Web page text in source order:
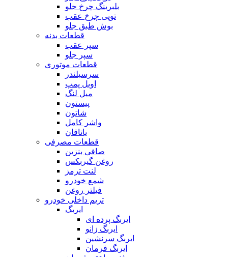
بلبرینگ چرخ جلو
توپی چرخ عقب
بوش طبق جلو
قطعات بدنه
سپر عقب
سپر جلو
قطعات موتوری
سرسیلندر
اویل پمپ
میل لنگ
پیستون
شاتون
واشر کامل
یاتاقان
قطعات مصرفی
صافی بنزین
روغن گیربکس
لنت ترمز
شمع خودرو
فیلتر روغن
تریم داخلی خودرو
ایربگ
ایربگ پرده ای
ایربگ زانو
ایربگ سرنشین
ایربگ فرمان